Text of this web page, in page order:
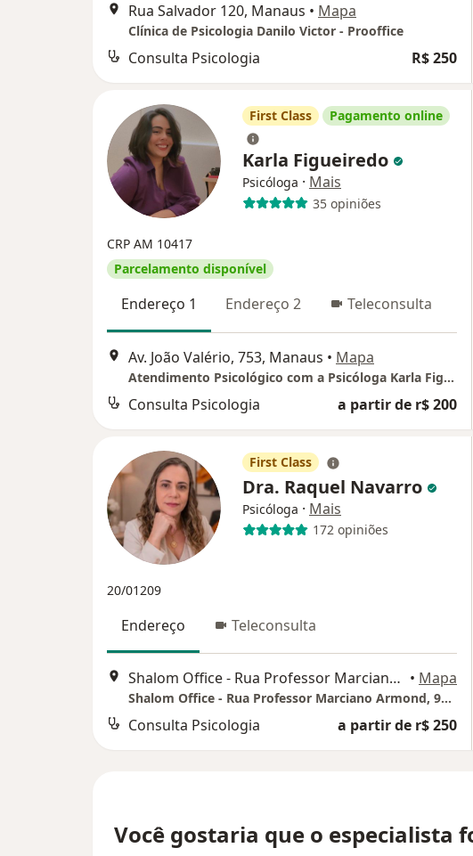
Rua Salvador 120, Manaus • Mapa
Clínica de Psicologia Danilo Victor - Prooffice
Consulta Psicologia R$ 250
First Class Pagamento online
Karla Figueiredo
Psicóloga · Mais
35 opiniões
CRP AM 10417
Parcelamento disponível
Endereço 1 Endereço 2 Teleconsulta
Av. João Valério, 753, Manaus • Mapa
Atendimento Psicológico com a Psicóloga Karla Figueiredo
Consulta Psicologia a partir de r$ 200
First Class
Dra. Raquel Navarro
Psicóloga · Mais
172 opiniões
20/01209
Endereço Teleconsulta
Shalom Office - Rua Professor Marciano Armond, 929 (Shalom centro empresarial ), Manaus • Mapa
Shalom Office - Rua Professor Marciano Armond, 929 - Térreo, sala 101 (Shalom centro empresarial ) 69065120 Manaus
Consulta Psicologia a partir de r$ 250
Você gostaria que o especialista